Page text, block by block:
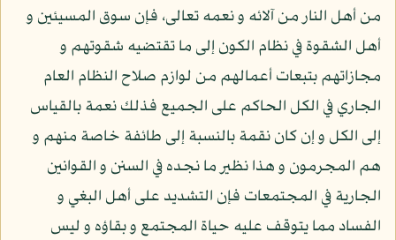
من أهل النار من آلائه و نعمه تعالى، فإن سوق المسيئين و
أهل الشقوة في نظام الكون إلى ما تقتضيه شقوتهم و
مجازاتهم بتبعات أعمالهم من لوازم صلاح النظام العام
الجاري في الكل الحاكم على الجميع فذلك نعمة بالقياس
إلى الكل و إن كان نقمة بالنسبة إلى طائفة خاصة منهم و
هم المجرمون و هذا نظير ما نجده في السنن و القوانين
الجارية في المجتمعات فإن التشديد على أهل البغي و
الفساد مما يتوقف عليه حياة المجتمع و بقاؤه و ليس